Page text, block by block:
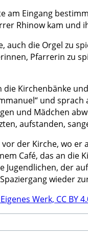
am Eingang
Rhinow kam
auch die Orgel zu
Pfarrerin zu
Kirchenbänke
und
und Mädchen
aufstanden,
der Kirche, wo er
Café, das an die
Jugendlichen, der
wieder
Werk, CC BY